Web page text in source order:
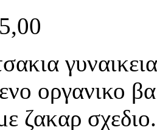
5,00
οργανικο
ζακαρ